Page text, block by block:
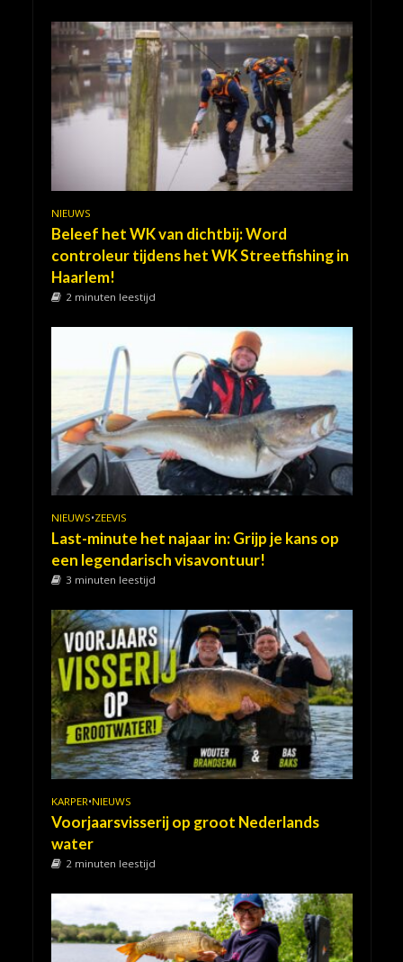
NIEUWS
Beleef het WK van dichtbij: Word
controleur tijdens het WK Streetfishing in
Haarlem!
2 minuten leestijd
NIEUWS•ZEEVIS
Last-minute het najaar in: Grijp je kans op
een legendarisch visavontuur!
3 minuten leestijd
KARPER•NIEUWS
Voorjaarsvisserij op groot Nederlands
water
2 minuten leestijd